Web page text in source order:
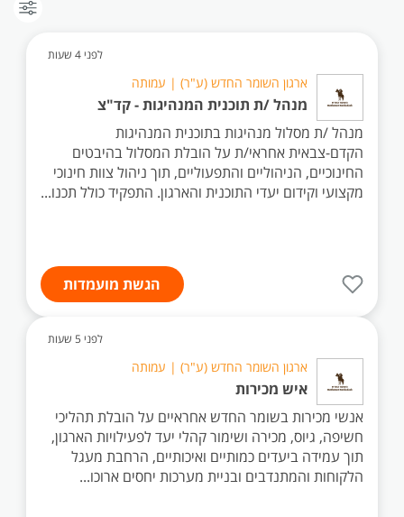
לפני 4 שעות
ארגון השומר החדש (ע"ר) | עמותה
מנהל /ת תוכנית המנהיגות - קד"צ
מנהל /ת מסלול מנהיגות בתוכנית המנהיגות
הקדם-צבאית אחראי/ת על הובלת המסלול בהיבטים
החינוכיים, הניהוליים והתפעוליים, תוך ניהול צוות חינוכי
מקצועי וקידום יעדי התוכנית והארגון. התפקיד כולל תכנו...
הגשת מועמדות
לפני 5 שעות
ארגון השומר החדש (ע"ר) | עמותה
איש מכירות
אנשי מכירות בשומר החדש אחראיים על הובלת תהליכי
חשיפה, גיוס, מכירה ושימור קהלי יעד לפעילויות הארגון,
תוך עמידה ביעדים כמותיים ואיכותיים, הרחבת מעגל
הלקוחות והמתנדבים ובניית מערכות יחסים ארוכו...